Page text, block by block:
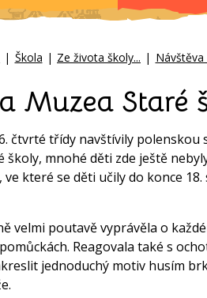
| Škola | Ze života školy... |
Muzea Staré
čtvrté třídy navštívily
školy, mnohé děti zde ještě
ve které se děti učily do konce
velmi poutavě vyprávěla o
Reagovala také s
jednoduchý motiv husím